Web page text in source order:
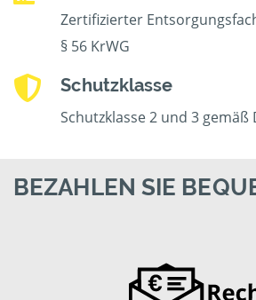
Zertifizierter
§ 56 KrWG
Schutzklasse
Schutzklasse 2 und 3 gemäß
BEZAHLEN SIE